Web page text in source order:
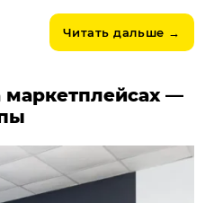
Читать дальше →
—